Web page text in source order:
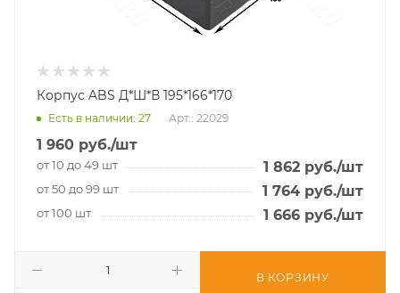
Корпус ABS Д*Ш*В 195*166*170
Есть в наличии: 27 Арт.: 22029
1 960 руб./шт
от 10 до 49 шт 1 862 руб./шт
от 50 до 99 шт 1 764 руб./шт
от 100 шт 1 666 руб./шт
В КОРЗИНУ